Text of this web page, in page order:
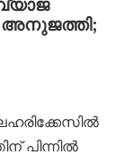
അനുജത്തി;
ലഹരിക്കേസില്‍
പിന്നില്‍